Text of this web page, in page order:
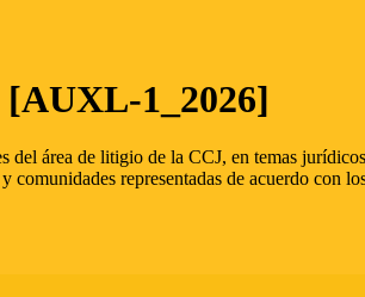
1_2026]
área de litigio de la CCJ, en temas
representadas de acuerdo con